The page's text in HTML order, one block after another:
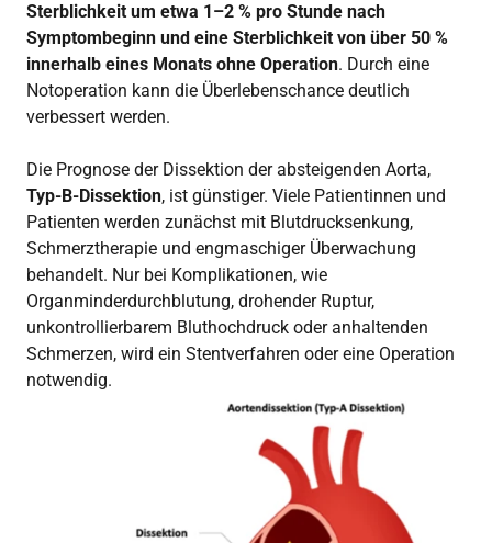
Sterblichkeit um etwa 1–2 % pro Stunde nach
Symptombeginn und eine Sterblichkeit von über 50 %
innerhalb eines Monats ohne Operation. Durch eine
Notoperation kann die Überlebenschance deutlich
verbessert werden.
Die Prognose der Dissektion der absteigenden Aorta,
Typ-B-Dissektion, ist günstiger. Viele Patientinnen und
Patienten werden zunächst mit Blutdrucksenkung,
Schmerztherapie und engmaschiger Überwachung
behandelt. Nur bei Komplikationen, wie
Organminderdurchblutung, drohender Ruptur,
unkontrollierbarem Bluthochdruck oder anhaltenden
Schmerzen, wird ein Stentverfahren oder eine Operation
notwendig.